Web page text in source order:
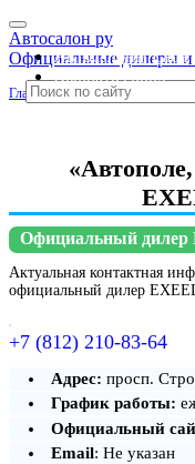
Автосалон ру
Официальные дилеры и
Автосалоны Lada
Выбрать город
Главная » Санкт-Петербург и
Официальный дилер
Актуальная контактная
официальный дилер
+7 (812) 210-83-64
Адрес: просп.
График работы:
Официальный
Email: Не указан